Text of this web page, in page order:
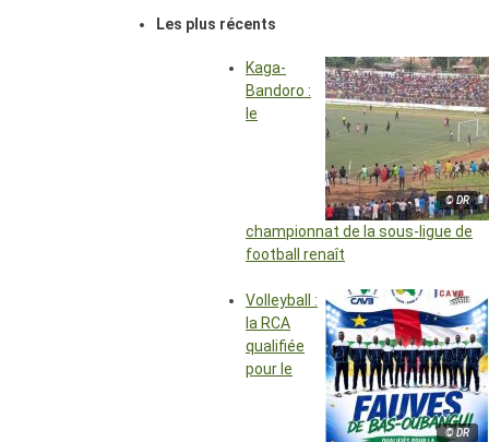
Les plus récents
© DR
Kaga-
Bandoro :
le
championnat de la sous-ligue de
football renaît
© DR
Volleyball :
la RCA
qualifiée
pour le